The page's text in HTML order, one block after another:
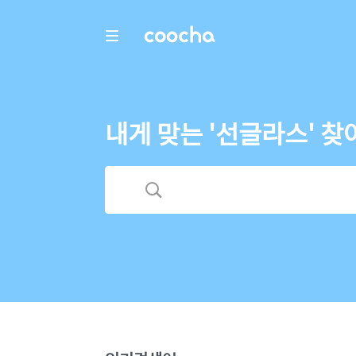
COOCHA
내게 맞는 '선글라스' 찾